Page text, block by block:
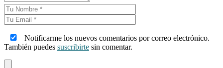
Notificarme los nuevos comentarios por correo electrónico.
También puedes suscribirte sin comentar.